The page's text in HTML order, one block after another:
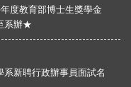
度教育部博士生獎學金
系辦★
新聘行政辦事員面試名